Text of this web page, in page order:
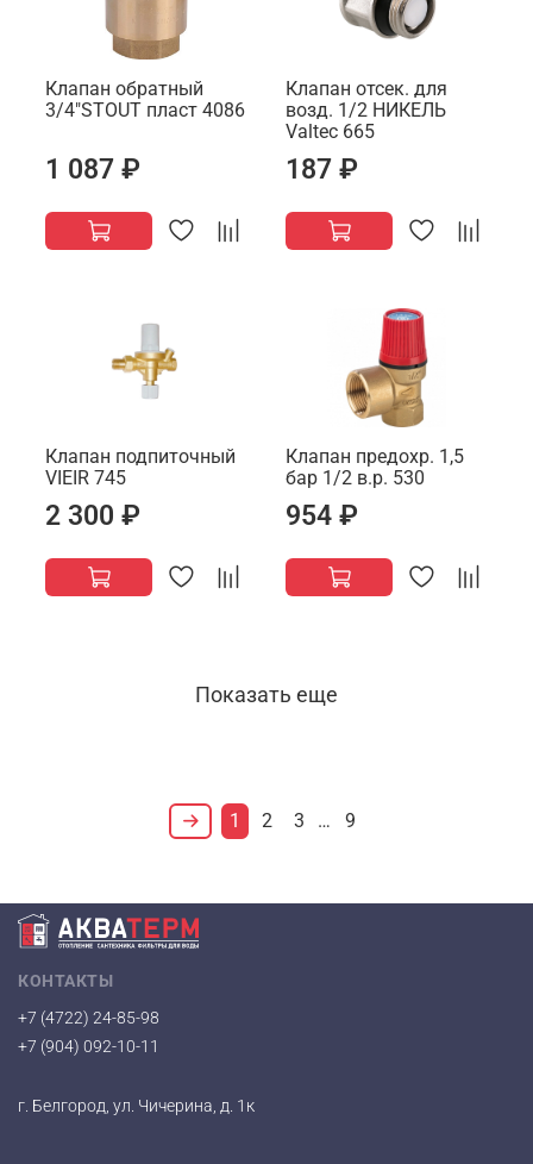
Клапан обратный
3/4"STOUT пласт 4086
1 087 ₽
Клапан отсек. для
возд. 1/2 НИКЕЛЬ
Valtec 665
187 ₽
Клапан подпиточный
VIEIR 745
2 300 ₽
Клапан предохр. 1,5
бар 1/2 в.р. 530
954 ₽
Показать еще
1 2 3 … 9
КОНТАКТЫ
+7 (4722) 24-85-98
+7 (904) 092-10-11
г. Белгород, ул. Чичерина, д. 1к